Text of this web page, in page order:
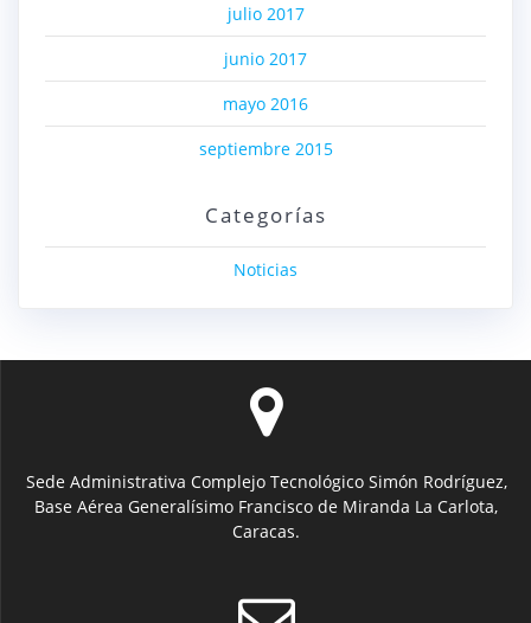
julio 2017
junio 2017
mayo 2016
septiembre 2015
Categorías
Noticias
Sede Administrativa Complejo Tecnológico Simón Rodríguez,
Base Aérea Generalísimo Francisco de Miranda La Carlota,
Caracas.